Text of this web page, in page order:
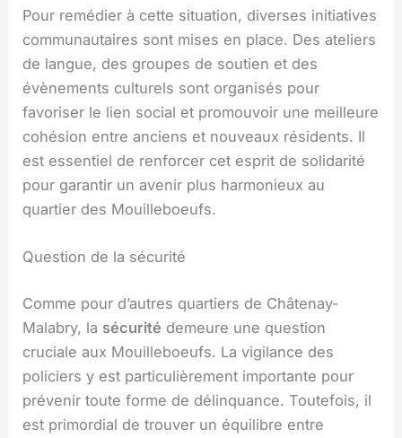
Pour remédier à cette situation, diverses initiatives
communautaires sont mises en place. Des ateliers
de langue, des groupes de soutien et des
évènements culturels sont organisés pour
favoriser le lien social et promouvoir une meilleure
cohésion entre anciens et nouveaux résidents. Il
est essentiel de renforcer cet esprit de solidarité
pour garantir un avenir plus harmonieux au
quartier des Mouilleboeufs.
Question de la sécurité
Comme pour d’autres quartiers de Châtenay-
Malabry, la sécurité demeure une question
cruciale aux Mouilleboeufs. La vigilance des
policiers y est particulièrement importante pour
prévenir toute forme de délinquance. Toutefois, il
est primordial de trouver un équilibre entre